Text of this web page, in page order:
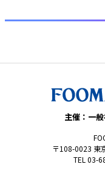
主催：一
〒108-0023 東
TEL 03-